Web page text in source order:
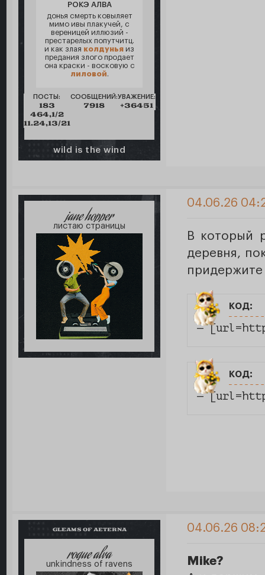
РОКЭ АЛВА
донья смерть ковыляет
мимо ивы плакучей, с
вереницей иллюзий -
престарелых попутчитц.
и как злая колдунья из
предания злого продает
она краски - восковую с
лиловой.
ПОСТЫ:
183
464,1/2
11.24,13/21
СООБЩЕНИЙ:
7918
УВАЖЕНИЕ:
+36451
wild is the wind
jane hopper
листаю страницы
04.06.26
В который
деревня,
придержите
код:
—
код:
—
GLEAMS OF AETERNA
roque alva
unkindness of ravens
04.06.26
Mike?